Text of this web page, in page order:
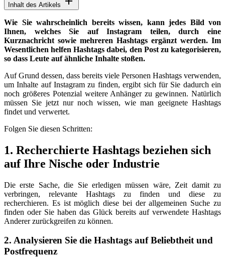
Inhalt des Artikels
Wie Sie wahrscheinlich bereits wissen, kann jedes Bild von
Ihnen, welches Sie auf Instagram teilen, durch eine
Kurznachricht sowie mehreren Hashtags ergänzt werden. Im
Wesentlichen helfen Hashtags dabei, den Post zu kategorisieren,
so dass Leute auf ähnliche Inhalte stoßen.
Auf Grund dessen, dass bereits viele Personen Hashtags verwenden,
um Inhalte auf Instagram zu finden, ergibt sich für Sie dadurch ein
noch größeres Potenzial weitere Anhänger zu gewinnen. Natürlich
müssen Sie jetzt nur noch wissen, wie man geeignete Hashtags
findet und verwertet.
Folgen Sie diesen Schritten:
1. Recherchierte Hashtags beziehen sich
auf Ihre Nische oder Industrie
Die erste Sache, die Sie erledigen müssen wäre, Zeit damit zu
verbringen, relevante Hashtags zu finden und diese zu
recherchieren. Es ist möglich diese bei der allgemeinen Suche zu
finden oder Sie haben das Glück bereits auf verwendete Hashtags
Anderer zurückgreifen zu können.
2. Analysieren Sie die Hashtags auf Beliebtheit und
Postfrequenz